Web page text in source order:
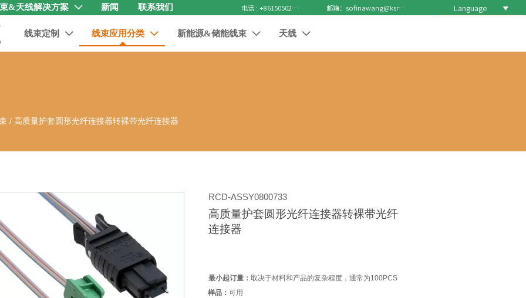
&天线解决方案  新闻 联系我们 电话 : +8615050271688 邮箱：sofinawang@ksrcd.com Language 
线束定制  线束应用分类  新能源&储能线束  天线 
/高质量护套圆形光纤连接器转裸带光纤连接器
RCD-ASSY0800733
高质量护套圆形光纤连接器转裸带光纤
连接器
最小起订量： 取决于材料和产品的复杂程度，通常为100PCS
样品：可用